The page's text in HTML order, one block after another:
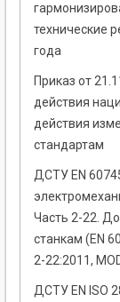
технические
года
Приказ от
действия
действия
стандартам
ДСТУ EN
Часть 2-22.
станкам (EN
2-22:2011,
ДСТУ EN ISO